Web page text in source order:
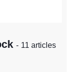
- 11 articles